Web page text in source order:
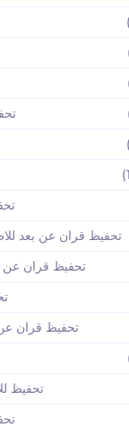
تحفيظ قران عن بعد
تحفيظ قران عن
تحفيظ قران
تحفيظ